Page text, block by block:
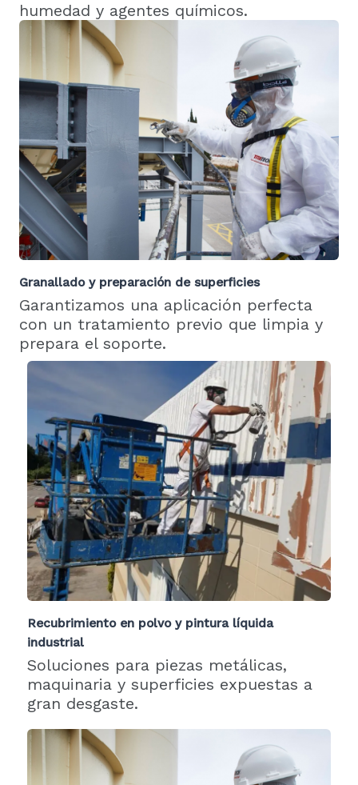
humedad y agentes químicos.
Granallado y preparación de superficies
Garantizamos una aplicación perfecta
con un tratamiento previo que limpia y
prepara el soporte.
Recubrimiento en polvo y pintura líquida
industrial
Soluciones para piezas metálicas,
maquinaria y superficies expuestas a
gran desgaste.